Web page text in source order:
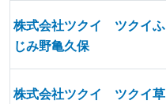
株式会社ツクイ ツクイふ
じみ野亀久保
株式会社ツクイ ツクイ草